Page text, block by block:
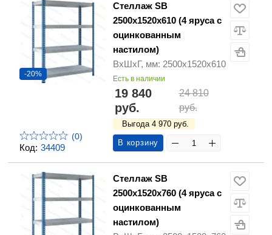
Код: 34409
-20%
(0)
Стеллаж SB
2500х1520х610 (4 яруса с
оцинкованным
настилом)
ВхШхГ, мм: 2500х1520х610
Есть в наличии
19 840
руб.
24 810
руб.
Выгода 4 970 руб.
В корзину
Стеллаж SB
2500х1520х760 (4 яруса с
оцинкованным
настилом)